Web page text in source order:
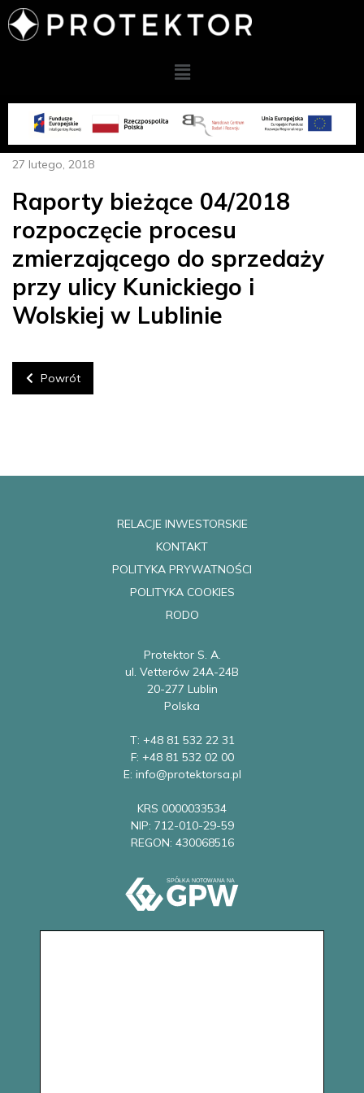
Powrót
27 lutego, 2018
Raporty bieżące 04/2018
rozpoczęcie procesu
zmierzającego do sprzedaży
przy ulicy Kunickiego i
Wolskiej w Lublinie
RELACJE INWESTORSKIE
KONTAKT
POLITYKA PRYWATNOŚCI
POLITYKA COOKIES
RODO
Protektor S. A.
ul. Vetterów 24A-24B
20-277 Lublin
Polska
T: +48 81 532 22 31
F: +48 81 532 02 00
E: info@protektorsa.pl
KRS 0000033534
NIP: 712-010-29-59
REGON: 430068516